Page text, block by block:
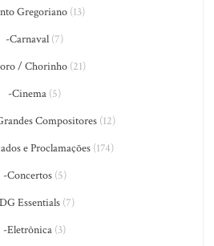
Gregoriano (13)
-Carnaval (7)
/ Chorinho (21)
-Cinema (5)
Compositores(12)
e Proclamações(174)
-Concertos(5)
Essentials(7)
-Eletrônica (3)